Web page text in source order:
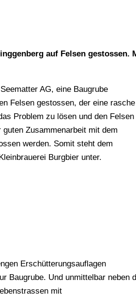
auf Felsen gestossen.
AG, eine Baugrube
Felsen gestossen, der eine rasche
Problem zu lösen und den Felsen
Zusammenarbeit mit dem
werden. Somit steht dem
Burgbier unter.
Erschütterungsauflagen
Baugrube. Und unmittelbar neben
mit